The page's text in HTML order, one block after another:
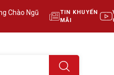
Chào Ngũ
TIN KHUYẾN
MÃI